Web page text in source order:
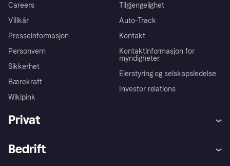
Careers
Villkår
Presseinformasjon
Personvern
Sikkerhet
Bærekraft
Wikipink
Tilgjengelighet
Auto-Track
Kontakt
Kontaktinformasjon for
myndigheter
Eierstyring og selskapsledelse
Investor relations
Privat
Bedrift